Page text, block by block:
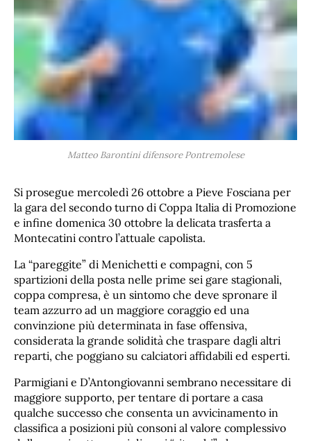
Matteo Barontini difensore Pontremolese
Si prosegue mercoledì 26 ottobre a Pieve Fosciana per
la gara del secondo turno di Coppa Italia di Promozione
e infine domenica 30 ottobre la delicata trasferta a
Montecatini contro l’attuale capolista.
La “pareggite” di Menichetti e compagni, con 5
spartizioni della posta nelle prime sei gare stagionali,
coppa compresa, è un sintomo che deve spronare il
team azzurro ad un maggiore coraggio ed una
convinzione più determinata in fase offensiva,
considerata la grande solidità che traspare dagli altri
reparti, che poggiano su calciatori affidabili ed esperti.
Parmigiani e D’Antongiovanni sembrano necessitare di
maggiore supporto, per tentare di portare a casa
qualche successo che consenta un avvicinamento in
classifica a posizioni più consoni al valore complessivo